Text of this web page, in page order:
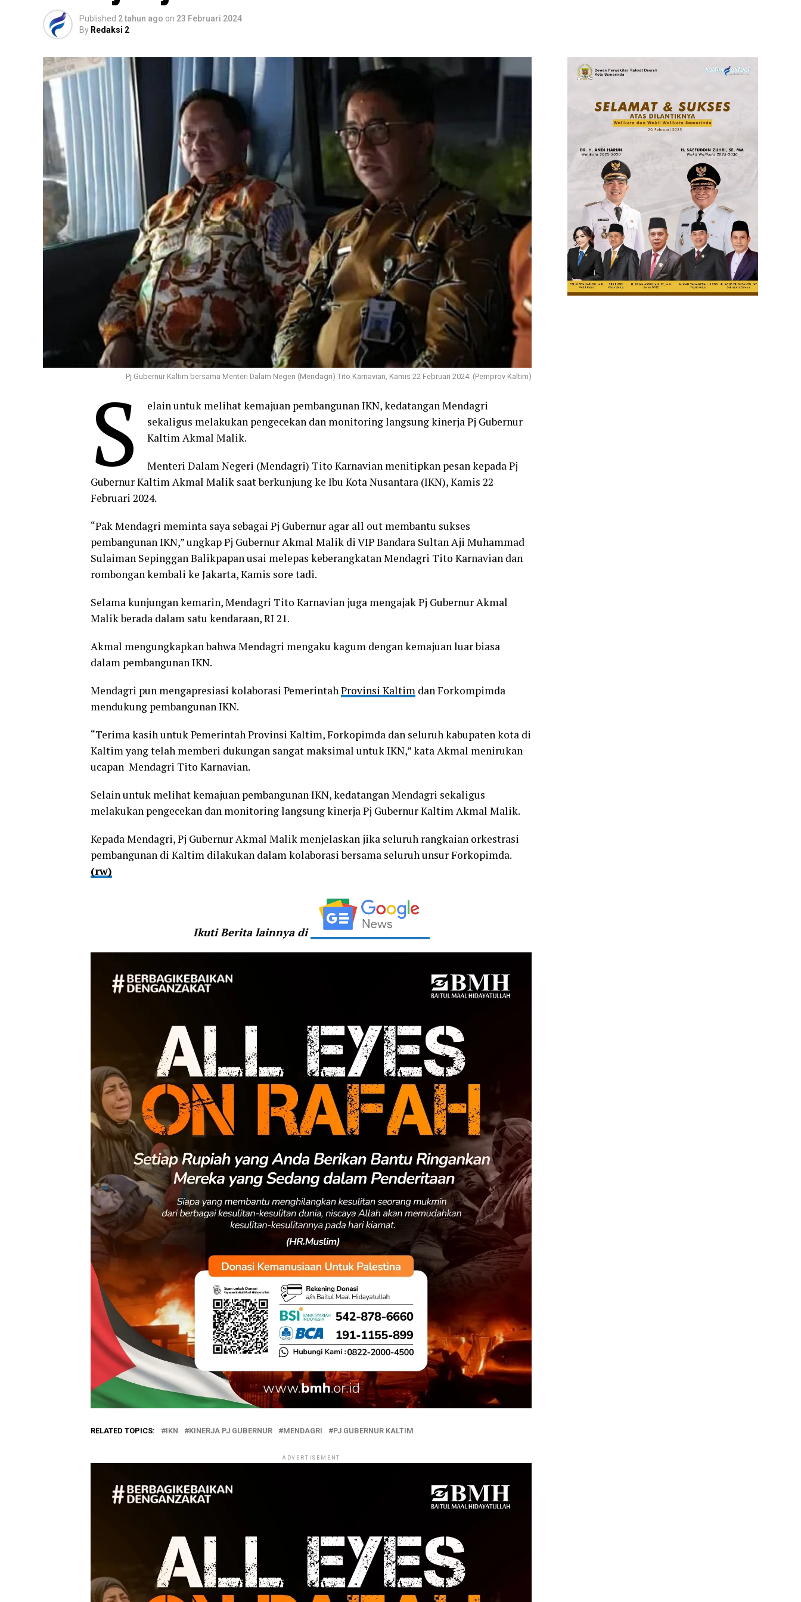
Published 2 tahun ago on 23 Februari 2024
By Redaksi 2
Pj Gubernur Kaltim bersama Menteri Dalam Negeri (Mendagri) Tito Karnavian, Kamis 22 Februari 2024. (Pemprov Kaltim)
S
elain untuk melihat kemajuan pembangunan IKN, kedatangan Mendagri
sekaligus melakukan pengecekan dan monitoring langsung kinerja Pj Gubernur
Kaltim Akmal Malik.
Menteri Dalam Negeri (Mendagri) Tito Karnavian menitipkan pesan kepada Pj
Gubernur Kaltim Akmal Malik saat berkunjung ke Ibu Kota Nusantara (IKN), Kamis 22
Februari 2024.
“Pak Mendagri meminta saya sebagai Pj Gubernur agar all out membantu sukses
pembangunan IKN,” ungkap Pj Gubernur Akmal Malik di VIP Bandara Sultan Aji Muhammad
Sulaiman Sepinggan Balikpapan usai melepas keberangkatan Mendagri Tito Karnavian dan
rombongan kembali ke Jakarta, Kamis sore tadi.
Selama kunjungan kemarin, Mendagri Tito Karnavian juga mengajak Pj Gubernur Akmal
Malik berada dalam satu kendaraan, RI 21.
Akmal mengungkapkan bahwa Mendagri mengaku kagum dengan kemajuan luar biasa
dalam pembangunan IKN.
Mendagri pun mengapresiasi kolaborasi PemerintahProvinsi Kaltim dan Forkompimda
mendukung pembangunan IKN.
“Terima kasih untuk Pemerintah Provinsi Kaltim, Forkopimda dan seluruh kabupaten kota di
Kaltim yang telah memberi dukungan sangat maksimal untuk IKN,” kata Akmal menirukan
ucapan Mendagri Tito Karnavian.
Selain untuk melihat kemajuan pembangunan IKN, kedatangan Mendagri sekaligus
melakukan pengecekan dan monitoring langsung kinerja Pj Gubernur Kaltim Akmal Malik.
Kepada Mendagri, Pj Gubernur Akmal Malik menjelaskan jika seluruh rangkaian orkestrasi
pembangunan di Kaltim dilakukan dalam kolaborasi bersama seluruh unsur Forkopimda.
(rw)
Ikuti Berita lainnya di
RELATED TOPICS: IKN KINERJA PJ GUBERNUR MENDAGRI PJ GUBERNUR KALTIM
ADVERTISEMENT